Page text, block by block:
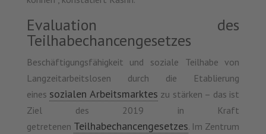
Evaluation des
Teilhabechancengesetzes
Beschäftigungsfähigkeit und soziale Teilhabe von
Langzeitarbeitslosen durch die Etablierung
eines sozialen Arbeitsmarktes zu stärken – das ist
Ziel des 2019 in Kraft
getretenen Teilhabechancengesetzes. Im Zentrum